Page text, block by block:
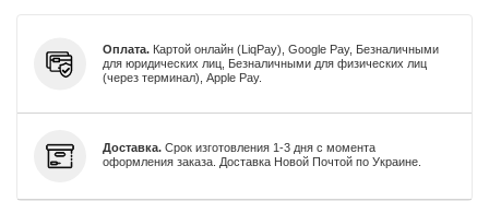
Оплата. Картой онлайн (LiqPay), Google Pay, Безналичными
для юридических лиц, Безналичными для физических лиц
(через терминал), Apple Pay.
Доставка. Срок изготовления 1-3 дня с момента
оформления заказа. Доставка Новой Почтой по Украине.